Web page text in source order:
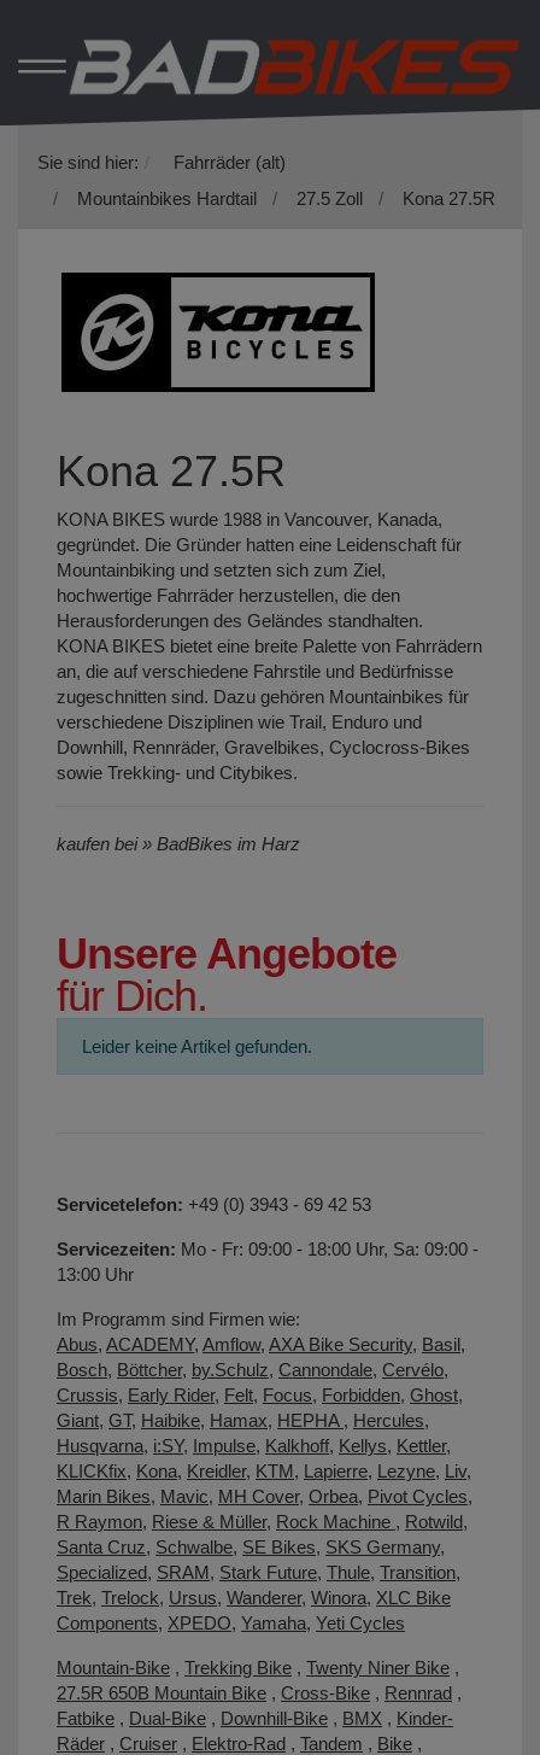
Sie sind hier:
Fahrräder (alt)
Mountainbikes Hardtail
27.5 Zoll Kona 27.5R
Kona 27.5R
KONA BIKES wurde 1988 in Vancouver, Kanada,
gegründet. Die Gründer hatten eine Leidenschaft für
Mountainbiking und setzten sich zum Ziel,
hochwertige Fahrräder herzustellen, die den
Herausforderungen des Geländes standhalten.
KONA BIKES bietet eine breite Palette von Fahrrädern
an, die auf verschiedene Fahrstile und Bedürfnisse
zugeschnitten sind. Dazu gehören Mountainbikes für
verschiedene Disziplinen wie Trail, Enduro und
Downhill, Rennräder, Gravelbikes, Cyclocross-Bikes
sowie Trekking- und Citybikes.
kaufen bei » BadBikes im Harz
Unsere Angebote
für Dich.
Leider keine Artikel gefunden.
Servicetelefon: +49 (0) 3943 - 69 42 53
Servicezeiten: Mo - Fr: 09:00 - 18:00 Uhr, Sa: 09:00 -
13:00 Uhr
Im Programm sind Firmen wie:
Abus, ACADEMY, Amflow, AXA Bike Security, Basil,
Bosch, Böttcher, by.Schulz, Cannondale, Cervélo,
Crussis, Early Rider, Felt, Focus, Forbidden, Ghost,
Giant, GT, Haibike, Hamax, HEPHA , Hercules,
Husqvarna, i:SY, Impulse, Kalkhoff, Kellys, Kettler,
KLICKfix, Kona, Kreidler, KTM, Lapierre, Lezyne, Liv,
Marin Bikes, Mavic, MH Cover, Orbea, Pivot Cycles,
R Raymon, Riese & Müller, Rock Machine , Rotwild,
Santa Cruz, Schwalbe, SE Bikes, SKS Germany,
Specialized, SRAM, Stark Future, Thule, Transition,
Trek, Trelock, Ursus, Wanderer, Winora, XLC Bike
Components, XPEDO, Yamaha, Yeti Cycles
Mountain-Bike , Trekking Bike , Twenty Niner Bike ,
27.5R 650B Mountain Bike , Cross-Bike , Rennrad ,
Fatbike , Dual-Bike , Downhill-Bike , BMX , Kinder-
Räder , Cruiser , Elektro-Rad , Tandem , Bike ,